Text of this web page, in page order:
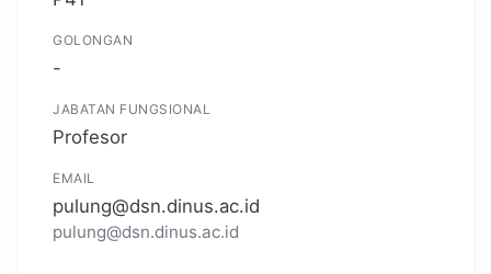
GOLONGAN
-
JABATAN FUNGSIONAL
Profesor
EMAIL
pulung@dsn.dinus.ac.id
pulung@dsn.dinus.ac.id